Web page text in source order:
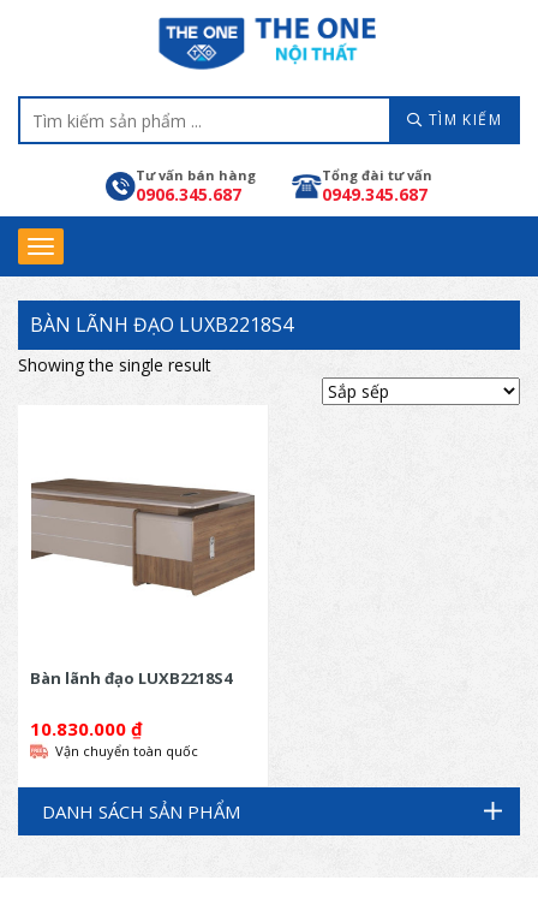
TÌM KIẾM
Tư vấn bán hàng
0906.345.687
Tổng đài tư vấn
0949.345.687
BÀN LÃNH ĐẠO LUXB2218S4
Showing the single result
Bàn lãnh đạo LUXB2218S4
10.830.000 ₫
Vận chuyển toàn quốc
DANH SÁCH SẢN PHẨM